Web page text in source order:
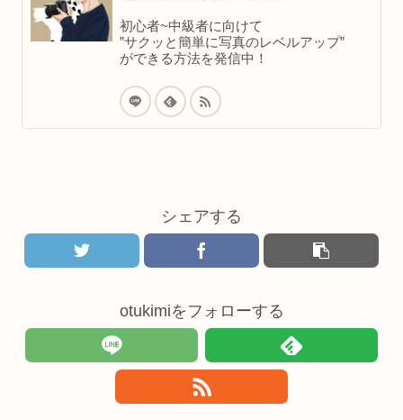
初心者~中級者に向けて
”サクッと簡単に写真のレベルアップ”
ができる方法を発信中！
シェアする
otukimiをフォローする